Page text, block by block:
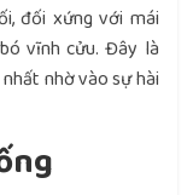
đối xứng với mái
vĩnh cửu. Đây là
nhờ vào sự hài